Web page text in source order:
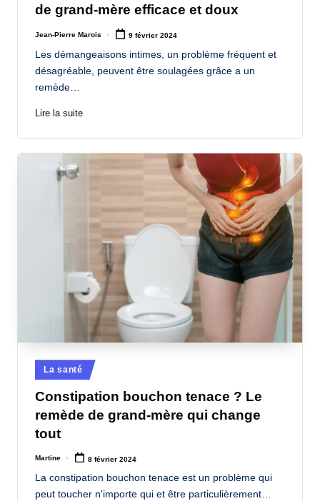
de grand-mère efficace et doux
Posted
Jean-Pierre Marois 9 février 2024
Les démangeaisons intimes, un problème fréquent et
désagréable, peuvent être soulagées grâce a un
remède…
Lire la suite
Posted
in
La santé
Constipation bouchon tenace ? Le
remède de grand-mère qui change
tout
Posted
Martine 8 février 2024
La constipation bouchon tenace est un problème qui
peut toucher n'importe qui et être particulièrement…